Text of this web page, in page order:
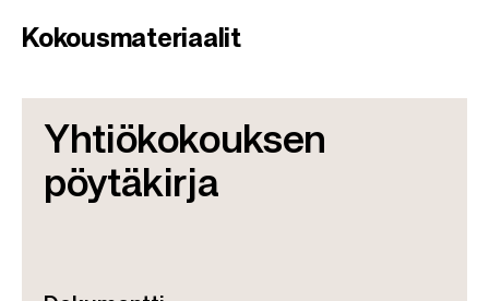
Kokousmateriaalit
Yhtiökokouksen
pöytäkirja